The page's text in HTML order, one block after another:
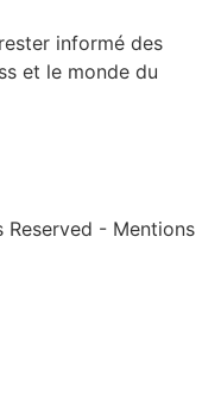
informé des
et le monde du
- Mentions